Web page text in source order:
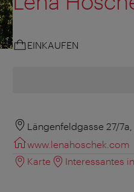
EINKAUFEN
Längenfeldgasse 27/7a,
www.lenahoschek.com
Karte
Interessantes